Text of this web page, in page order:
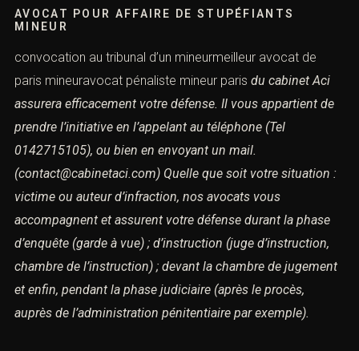
AVOCAT POUR AFFAIRE DE STUPÉFIANTS
MINEUR
convocation au tribunal d’un mineurmeilleur avocat de
paris mineuravocat pénaliste mineur paris du cabinet Aci
assurera efficacement votre défense. Il vous appartient de
prendre l’initiative en l’appelant au téléphone (Tel
0142715105), ou bien en envoyant un mail.
(contact@cabinetaci.com) Quelle que soit votre situation :
victime ou auteur d’infraction, nos avocats vous
accompagnent et assurent votre défense durant la phase
d’enquête (garde à vue) ; d’instruction (juge d’instruction,
chambre de l’instruction) ; devant la chambre de jugement
et enfin, pendant la phase judiciaire (après le procès,
auprès de l’administration pénitentiaire par exemple).